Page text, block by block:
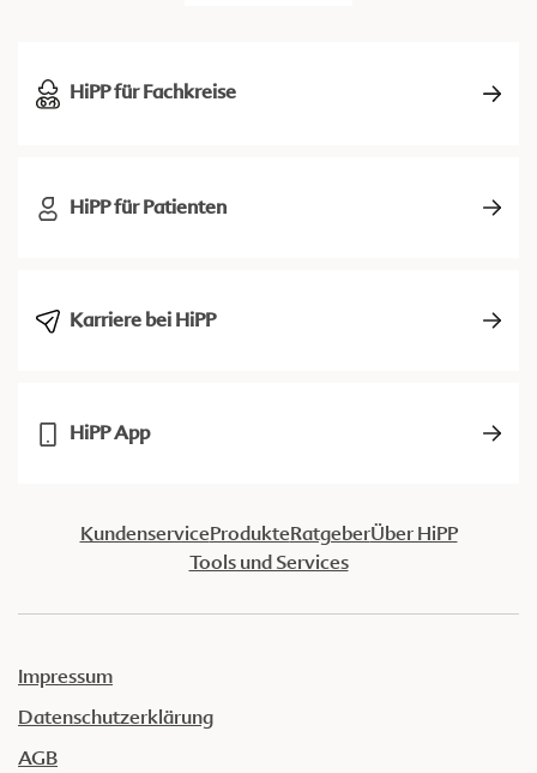
HiPP für Fachkreise
HiPP für Patienten
Karriere bei HiPP
HiPP App
KundenserviceProdukteRatgeberÜber HiPP
Tools und Services
Impressum
Datenschutzerklärung
AGB